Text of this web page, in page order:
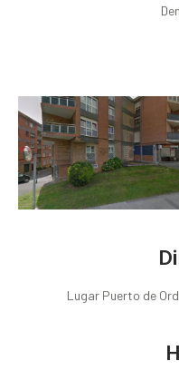
Lugar Puerto de